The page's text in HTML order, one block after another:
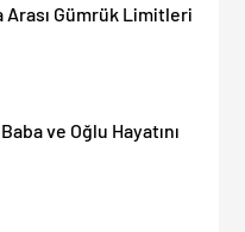
Arası Gümrük Limitleri
ve Oğlu Hayatını